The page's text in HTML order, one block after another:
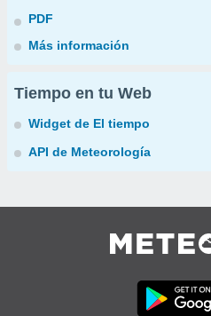
PDF
Más información
Tiempo en tu Web
Widget de El tiempo
API de Meteorología